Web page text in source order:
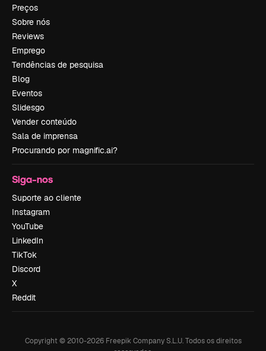
Preços
Sobre nós
Reviews
Emprego
Tendências de pesquisa
Blog
Eventos
Slidesgo
Vender conteúdo
Sala de imprensa
Procurando por magnific.ai?
Siga-nos
Suporte ao cliente
Instagram
YouTube
LinkedIn
TikTok
Discord
X
Reddit
Copyright © 2010-2026Freepik Company S.L.U. Todos os direitos